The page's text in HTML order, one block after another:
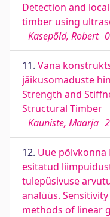
Detection and
timber using
Kasepõld, Robert
11. Vana
jäikusomaduste
Strength and
Structural Timber
Kauniste, Maarja
12. Uue põlvkonna
esitatud
tulepüsivuse
analüüs.
methods of linear